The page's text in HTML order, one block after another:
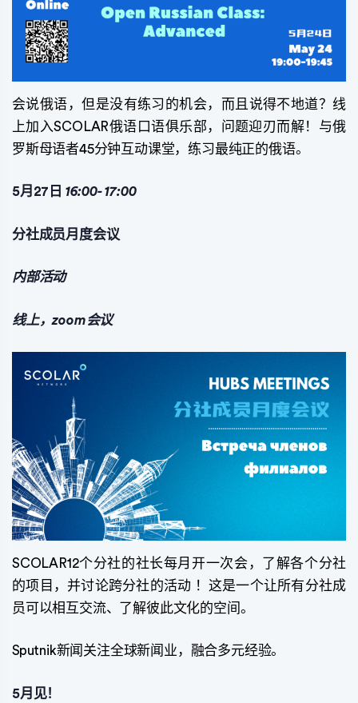
会说俄语，但是没有练习的机会，而且说得不地道？线
上加入SCOLAR俄语口语俱乐部，问题迎刃而解！与俄
罗斯母语者45分钟互动课堂，练习最纯正的俄语。
5月27日 16:00- 17:00
分社成员月度会议
内部活动
线上，zoom会议
SCOLAR12个分社的社长每月开一次会，了解各个分社
的项目，并讨论跨分社的活动 ！这是一个让所有分社成
员可以相互交流、了解彼此文化的空间。
Sputnik新闻关注全球新闻业，融合多元经验。
5月见！